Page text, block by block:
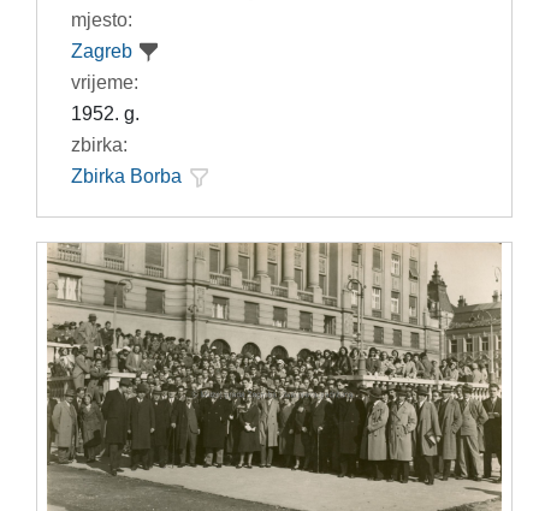
mjesto:
Zagreb
vrijeme:
1952. g.
zbirka:
Zbirka Borba